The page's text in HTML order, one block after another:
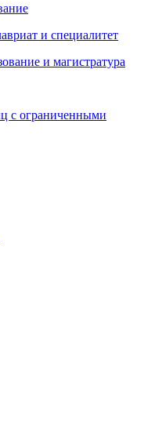
и специалитет
и магистратура
с ограниченными